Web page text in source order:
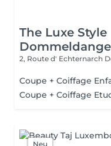
The Luxe Style
Dommeldange
2, Route d' Echternarch
Coupe + Coiffage
Coupe + Coiffage
Neu